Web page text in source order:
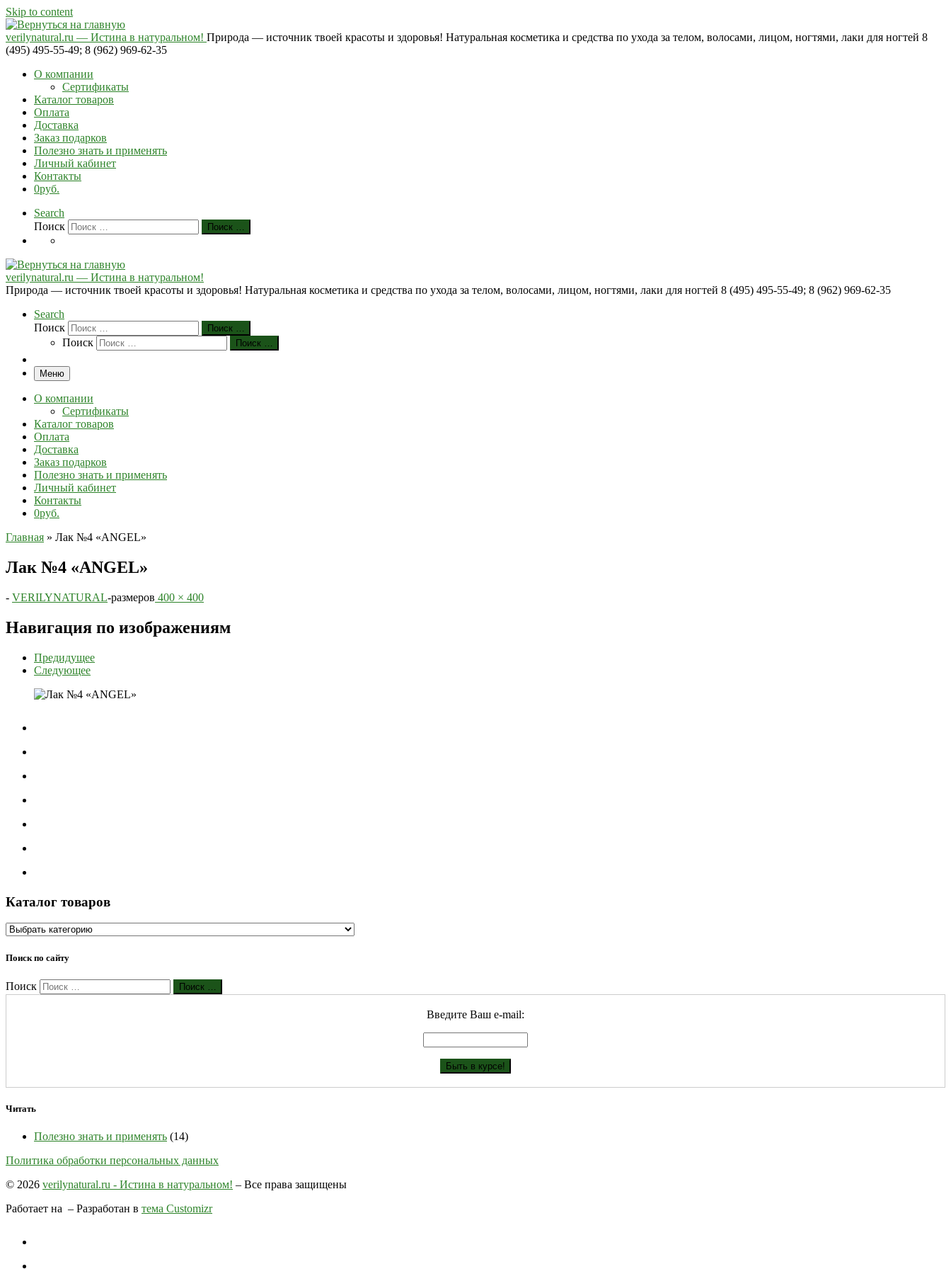
Skip to content
verilynatural.ru — Истина в натуральном! Природа — источник твоей красоты и здоровья! Натуральная косметика и средства по ухода за телом, волосами, лицом, ногтями, лаки для ногтей 8
(495) 495-55-49; 8 (962) 969-62-35
О компании
Сертификаты
Каталог товаров
Оплата
Доставка
Заказ подарков
Полезно знать и применять
Личный кабинет
Контакты
0руб.
Search
Поиск
Поиск …
verilynatural.ru — Истина в натуральном!
Природа — источник твоей красоты и здоровья! Натуральная косметика и средства по ухода за телом, волосами, лицом, ногтями, лаки для ногтей 8 (495) 495-55-49; 8 (962) 969-62-35
Search
Поиск
Поиск …
Поиск Поиск …
Меню
О компании
Сертификаты
Каталог товаров
Оплата
Доставка
Заказ подарков
Полезно знать и применять
Личный кабинет
Контакты
0руб.
Главная » Лак №4 «ANGEL»
Лак №4 «ANGEL»
- VERILYNATURAL-размеров 400 × 400
Навигация по изображениям
Предидущее
Следующее
Каталог товаров
Поиск по сайту
Поиск Поиск …
Введите Ваш е-mail:
Читать
Полезно знать и применять (14)
Политика обработки персональных данных
© 2026 verilynatural.ru - Истина в натуральном! – Все права защищены
Работает на – Разработан в тема Customizr